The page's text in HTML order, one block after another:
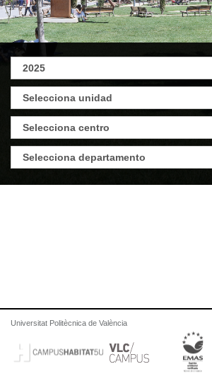
Universitat Politècnica de València